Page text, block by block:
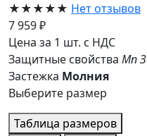
★★★★★ Нет отзывов
7 959 ₽
Цена за 1 шт. с НДС
Защитные свойства МпЗ
Застежка Молния
Выберите размер
Таблица размеров